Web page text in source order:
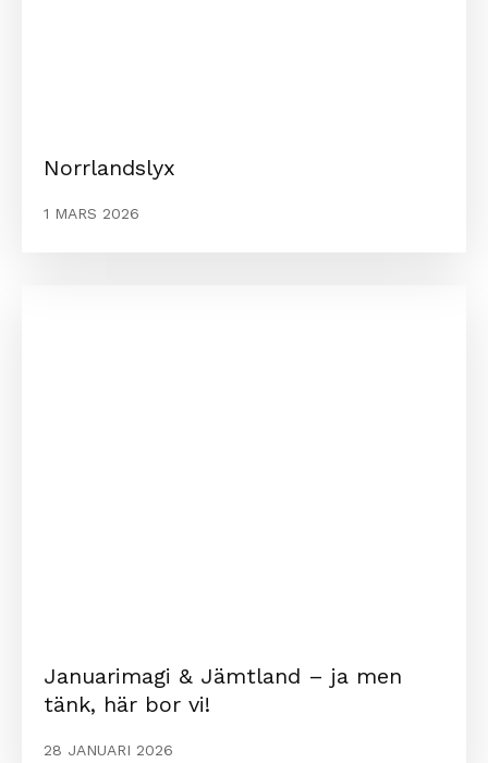
Norrlandslyx
1 MARS 2026
Januarimagi & Jämtland – ja men
tänk, här bor vi!
28 JANUARI 2026